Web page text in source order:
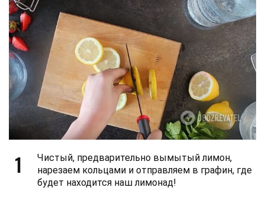
1
Чистый, предварительно вымытый лимон,
нарезаем кольцами и отправляем в графин, где
будет находится наш лимонад!